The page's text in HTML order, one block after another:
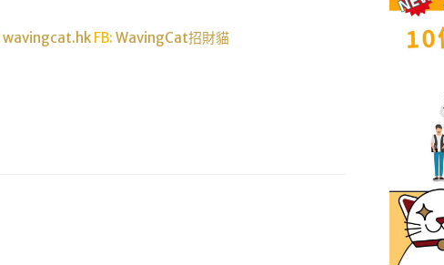
wavingcat.hkFB: WavingCat招財貓